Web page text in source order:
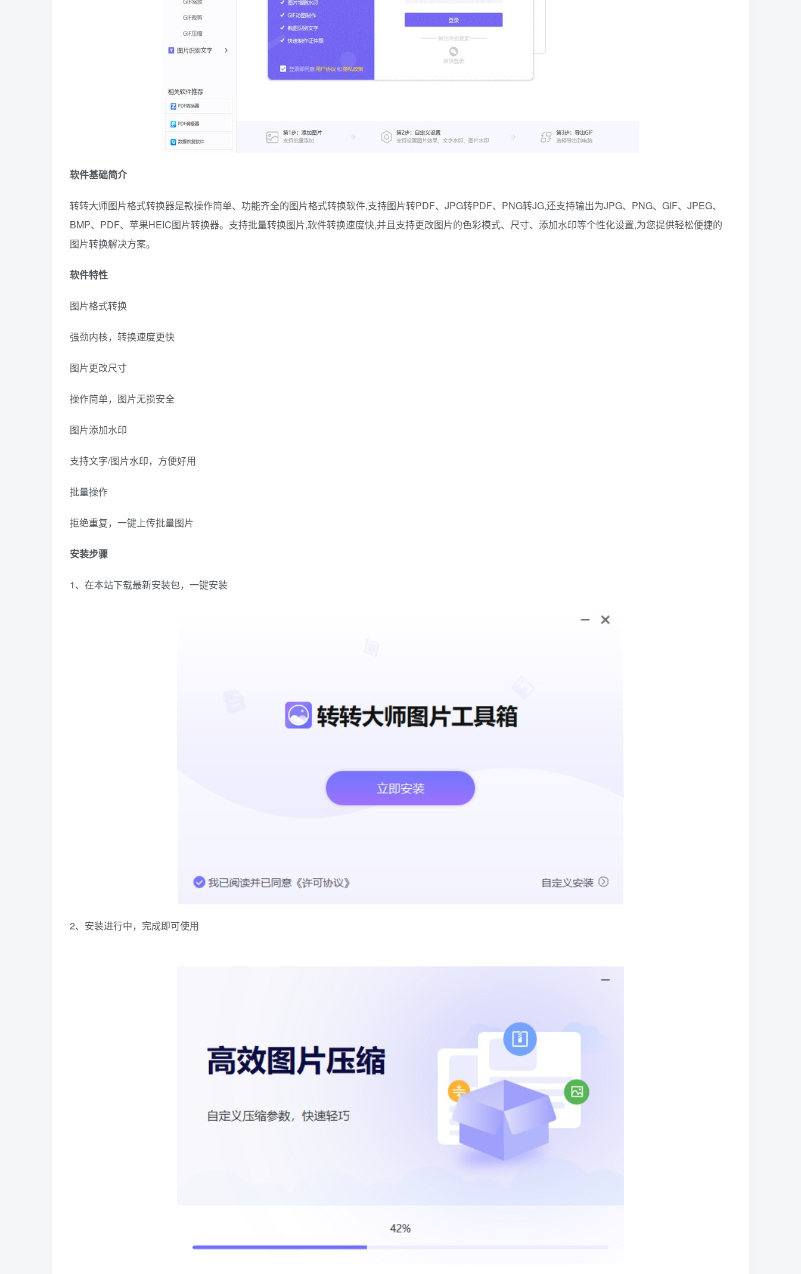
软件基础简介
转转大师图片格式转换器是款操作简单、功能齐全的图片格式转换软件,支持图片转PDF、JPG转PDF、PNG转JG,还支持输出为JPG、PNG、GIF、JPEG、
BMP、PDF、苹果HEIC图片转换器。支持批量转换图片,软件转换速度快,并且支持更改图片的色彩模式、尺寸、添加水印等个性化设置,为您提供轻松便捷的
图片转换解决方案。
软件特性
图片格式转换
强劲内核，转换速度更快
图片更改尺寸
操作简单，图片无损安全
图片添加水印
支持文字/图片水印，方便好用
批量操作
拒绝重复，一键上传批量图片
安装步骤
1、在本站下载最新安装包，一键安装
2、安装进行中，完成即可使用